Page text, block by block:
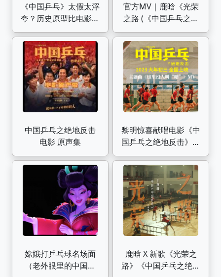
《中国乒乓》太假太浮
夸？历史原型比电影还
要爽文！
官方MV｜鹿晗《光荣
之路 (《中国乒乓之绝
地反击》电影主题曲)
中国乒乓之绝地反击
电影 原声集
黎明惊喜献唱电影《中
国乒乓之绝地反击》主
题曲
嫦娥打乒乓球名场面
（老外眼里的中国嫦
鹿晗 X 新歌《光荣之
路》《中国乒乓之绝地